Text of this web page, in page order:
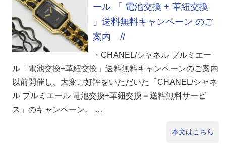
ール 「 電池交換 + 革紐交換
」送料無料キャンペーン のご
案内 //
・CHANEL/シャネル プルミエー
ル「電池交換+革紐交換」送料無料キャンペーンのご案内
以前開催し、大変ご好評をいただいた「CHANEL/シャネ
ル プルミエール 電池交換+革紐交換＝送料無料サービ
ス」のキャンペーン。 …
本文はこちら